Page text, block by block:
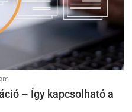
– Így kapcsolható a